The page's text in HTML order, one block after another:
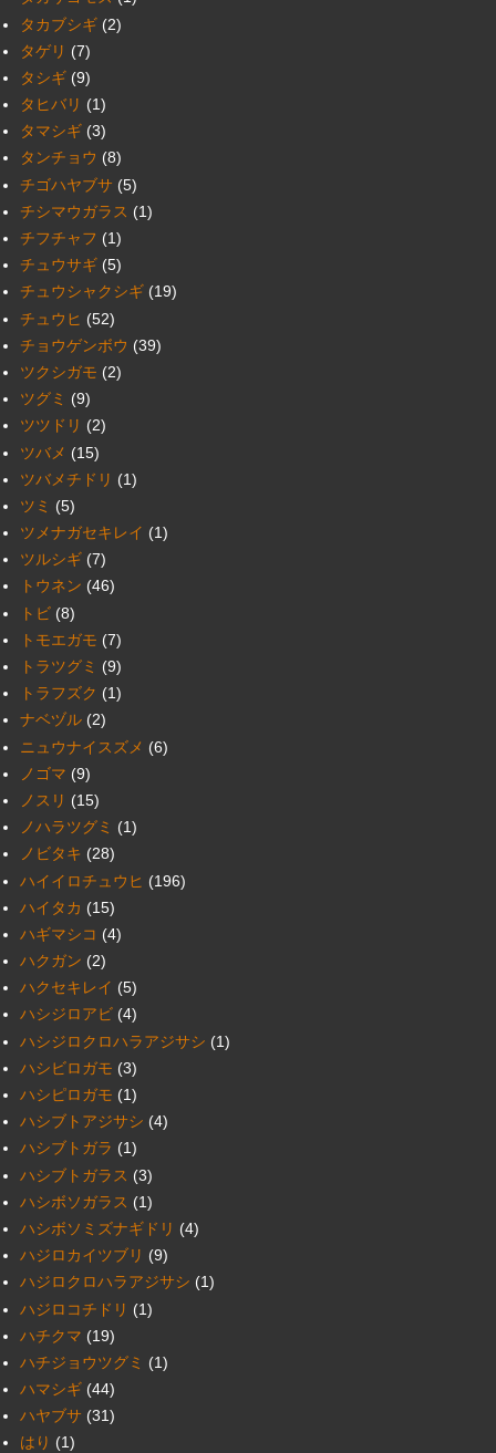
タカブシギ (2)
タゲリ (7)
タシギ (9)
タヒバリ (1)
タマシギ (3)
タンチョウ (8)
チゴハヤブサ (5)
チシマウガラス (1)
チフチャフ (1)
チュウサギ (5)
チュウシャクシギ (19)
チュウヒ (52)
チョウゲンボウ (39)
ツクシガモ (2)
ツグミ (9)
ツツドリ (2)
ツバメ (15)
ツバメチドリ (1)
ツミ (5)
ツメナガセキレイ (1)
ツルシギ (7)
トウネン (46)
トビ (8)
トモエガモ (7)
トラツグミ (9)
トラフズク (1)
ナベヅル (2)
ニュウナイスズメ (6)
ノゴマ (9)
ノスリ (15)
ノハラツグミ (1)
ノビタキ (28)
ハイイロチュウヒ (196)
ハイタカ (15)
ハギマシコ (4)
ハクガン (2)
ハクセキレイ (5)
ハシジロアビ (4)
ハシジロクロハラアジサシ (1)
ハシビロガモ (3)
ハシピロガモ (1)
ハシブトアジサシ (4)
ハシブトガラ (1)
ハシブトガラス (3)
ハシボソガラス (1)
ハシボソミズナギドリ (4)
ハジロカイツブリ (9)
ハジロクロハラアジサシ (1)
ハジロコチドリ (1)
ハチクマ (19)
ハチジョウツグミ (1)
ハマシギ (44)
ハヤブサ (31)
はり (1)